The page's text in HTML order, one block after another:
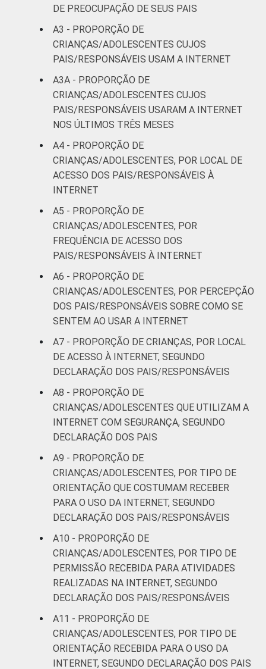
DA CRIANÇA
OU DO
ADOLESCENTE
anos
De 11 a 12
anos
De 13 a 14
anos
56
De 15 a 17
anos
53
RENDA
FAMILIAR
Mais de 1
SM até 2 SM
SM até 3 SM
Mais de 3
SM
CLASSE
SOCIAL
AB
DE 25
¹Base: 1 749 usuários de Internet de 9 a 17
anos que usam Internet em casa. Respostas
estimuladas. Cada item apresentado se
refere apenas aos resultados da alternativa
"sim". Dados coletados entre setembro de
2013 e janeiro de 2014.
DE PREOCUPAÇÃO DE SEUS PAIS
A3 - PROPORÇÃO DE
CRIANÇAS/ADOLESCENTES CUJOS
PAIS/RESPONSÁVEIS USAM A INTERNET
A3A - PROPORÇÃO DE
CRIANÇAS/ADOLESCENTES CUJOS
PAIS/RESPONSÁVEIS USARAM A INTERNET
NOS ÚLTIMOS TRÊS MESES
A4 - PROPORÇÃO DE
CRIANÇAS/ADOLESCENTES, POR LOCAL DE
ACESSO DOS PAIS/RESPONSÁVEIS À
INTERNET
A5 - PROPORÇÃO DE
CRIANÇAS/ADOLESCENTES, POR
FREQUÊNCIA DE ACESSO DOS
PAIS/RESPONSÁVEIS À INTERNET
A6 - PROPORÇÃO DE
CRIANÇAS/ADOLESCENTES, POR PERCEPÇÃO
DOS PAIS/RESPONSÁVEIS SOBRE COMO SE
SENTEM AO USAR A INTERNET
A7 - PROPORÇÃO DE CRIANÇAS, POR LOCAL
DE ACESSO À INTERNET, SEGUNDO
DECLARAÇÃO DOS PAIS/RESPONSÁVEIS
A8 - PROPORÇÃO DE
CRIANÇAS/ADOLESCENTES QUE UTILIZAM A
INTERNET COM SEGURANÇA, SEGUNDO
DECLARAÇÃO DOS PAIS
A9 - PROPORÇÃO DE
CRIANÇAS/ADOLESCENTES, POR TIPO DE
ORIENTAÇÃO QUE COSTUMAM RECEBER
PARA O USO DA INTERNET, SEGUNDO
DECLARAÇÃO DOS PAIS/RESPONSÁVEIS
A10 - PROPORÇÃO DE
CRIANÇAS/ADOLESCENTES, POR TIPO DE
PERMISSÃO RECEBIDA PARA ATIVIDADES
REALIZADAS NA INTERNET, SEGUNDO
DECLARAÇÃO DOS PAIS/RESPONSÁVEIS
A11 - PROPORÇÃO DE
CRIANÇAS/ADOLESCENTES, POR TIPO DE
ORIENTAÇÃO RECEBIDA PARA O USO DA
INTERNET, SEGUNDO DECLARAÇÃO DOS PAIS